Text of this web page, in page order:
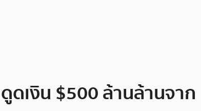
ดเงิน $500 ล้านล้านจาก